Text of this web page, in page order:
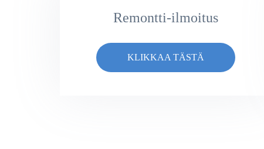
Remontti-ilmoitus
KLIKKAA TÄSTÄ